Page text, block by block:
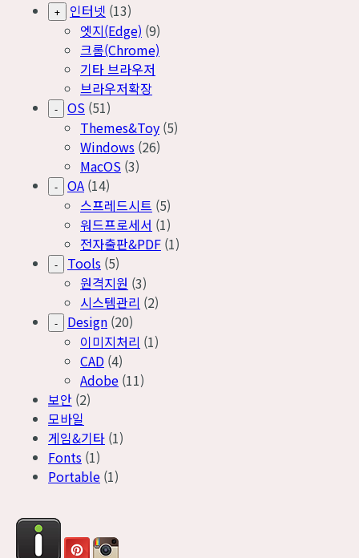
+ 인터넷 (13)
엣지(Edge) (9)
크롬(Chrome)
기타 브라우저
브라우저확장
- OS (51)
Themes&Toy (5)
Windows (26)
MacOS (3)
- OA (14)
스프레드시트 (5)
워드프로세서 (1)
전자출판&PDF (1)
- Tools (5)
원격지원 (3)
시스템관리 (2)
- Design (20)
이미지처리 (1)
CAD (4)
Adobe (11)
보안 (2)
모바일
게임&기타 (1)
Fonts (1)
Portable (1)